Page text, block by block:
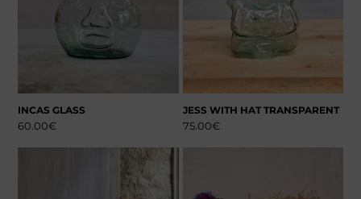
INCAS GLASS
60.00€
JESS WITH HAT TRANSPARENT
75.00€